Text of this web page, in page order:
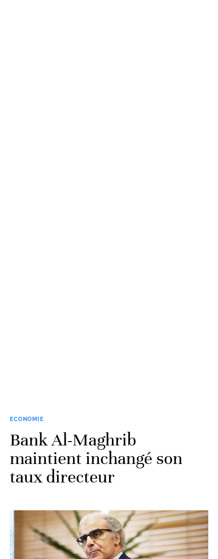
ECONOMIE
Bank Al-Maghrib
maintient inchangé son
taux directeur